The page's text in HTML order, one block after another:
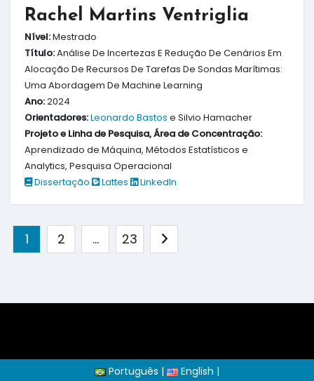
Rachel Martins Ventriglia
Nível:Mestrado
Título:Análise De Incertezas E Redução De Cenários Em
Alocação De Recursos De Tarefas De Sondas Marítimas:
Uma Abordagem De Machine Learning
Ano:2024
Orientadores:Leonardo Bastos e Silvio Hamacher
Projeto e Linha de Pesquisa, Área de Concentração:
Aprendizado de Máquina, Métodos Estatísticos e
Analytics, Pesquisa Operacional
Dissertação
Lattes LinkedIn
Paginação
1 2 … 23
Português | English |